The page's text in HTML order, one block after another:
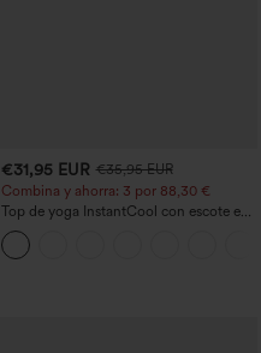
€31,95 EUR €35,95 EUR
Combina y ahorra: 3 por 88,30 €
Top de yoga InstantCool con escote en
U y bajo curvado - UPF50+